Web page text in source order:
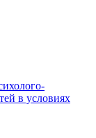
в условиях